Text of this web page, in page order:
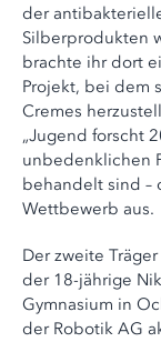
der
Silberprodukten
brachte ihr dort
Projekt, bei dem
Cremes
„Jugend forscht
unbedenklichen
behandelt sind –
Wettbewerb aus.
Der zweite
der 18-jährige
Gymnasium in
der Robotik AG